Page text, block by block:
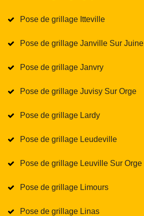
Pose de grillage Itteville
Pose de grillage Janville Sur Juine
Pose de grillage Janvry
Pose de grillage Juvisy Sur Orge
Pose de grillage Lardy
Pose de grillage Leudeville
Pose de grillage Leuville Sur Orge
Pose de grillage Limours
Pose de grillage Linas